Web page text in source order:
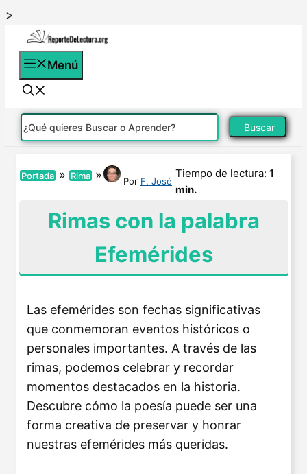
>
contenido
Menú
Buscar
Portada » Rima » Por F. José
Tiempo de lectura: 1
min.
Rimas con la palabra
Efemérides
Las efemérides son fechas significativas
que conmemoran eventos históricos o
personales importantes. A través de las
rimas, podemos celebrar y recordar
momentos destacados en la historia.
Descubre cómo la poesía puede ser una
forma creativa de preservar y honrar
nuestras efemérides más queridas.